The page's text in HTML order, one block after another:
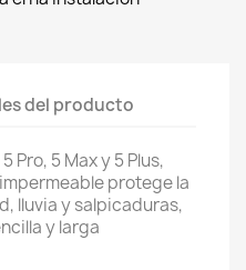
del producto
Pro, 5 Max y 5 Plus,
protege la
lluvia y salpicaduras,
y larga